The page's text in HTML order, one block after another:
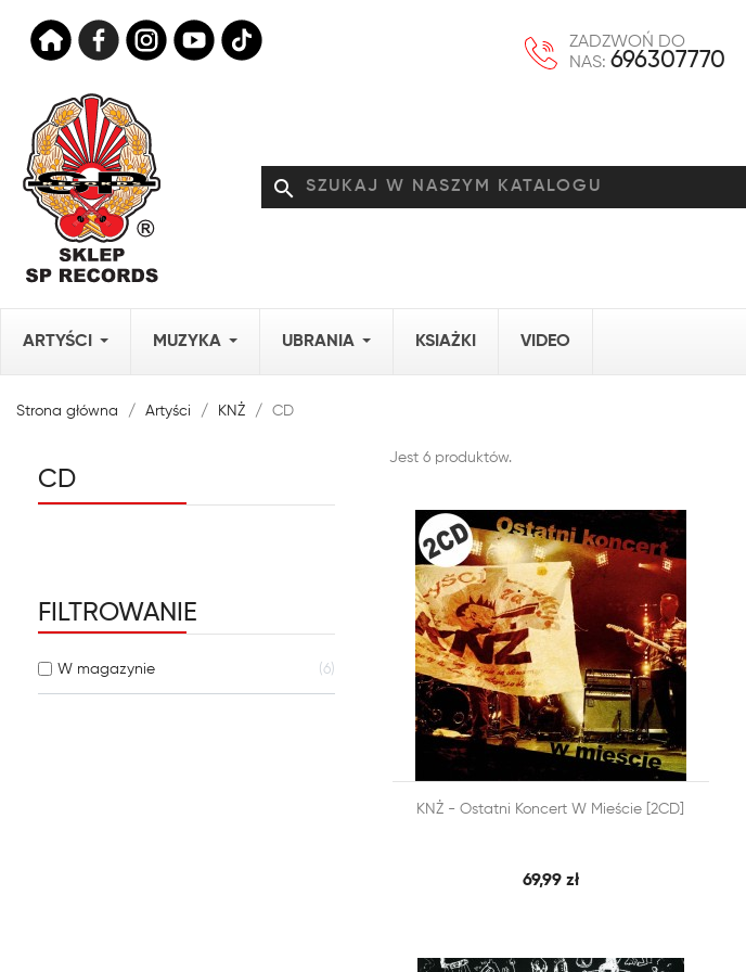
ZADZWOŃ DO
NAS: 696307770
search
ARTYŚCI MUZYKA UBRANIA KSIAŻKI VIDEO
Strona główna Artyści KNŻ CD
CD
FILTROWANIE
W magazynie 6
Jest 6 produktów.
DODAJ DO KOSZYKA  SZYBKI PODGLĄD
KNŻ - Ostatni Koncert W Mieście [2CD]
69,99 zł